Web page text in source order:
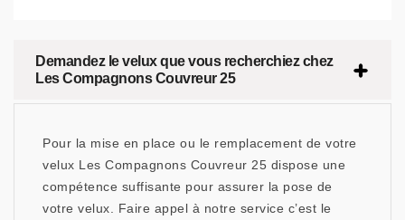
Demandez le velux que vous recherchiez chez
Les Compagnons Couvreur 25
Pour la mise en place ou le remplacement de votre
velux Les Compagnons Couvreur 25 dispose une
compétence suffisante pour assurer la pose de
votre velux. Faire appel à notre service c’est le